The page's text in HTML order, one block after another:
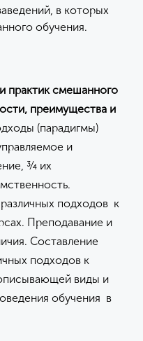
в которых
обучения.
практик смешанного
преимущества и
(парадигмы)
и
¾ их
подходов к
Преподавание и
Составление
подходов к
виды и
обучения в